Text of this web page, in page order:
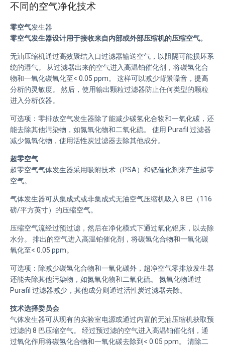
不同的空气净化技术
零空气发生器
零空气发生器设计用于接收来自内部或外部压缩机的压缩空气。
无油压缩机通过高效聚结入口过滤器输送空气，以阻隔可能损坏系
统的湿气。 从过滤器出来的空气进入高温铂催化剂，将碳氢化合
物和一氧化碳氧化至< 0.05 ppm。 这样可以减少背景噪音，提高
分析的灵敏度。 然后，使用输出颗粒过滤器防止任何类型的颗粒
进入分析仪器。
可选项：零排放空气发生器除了能减少碳氢化合物和一氧化碳，还
能去除其他污染物，如氮氧化物和二氧化硫。 使用 Purafil 过滤器
减少氮氧化物，使用活性炭过滤器去除其他成分。
超零空气
超零空气气体发生器采用吸附技术（PSA）和钯催化剂来产生超零
空气。
气体发生器可从集成式或非集成式无油空气压缩机吸入 8 巴（116
磅/平方英寸）的压缩空气。
压缩空气流经过预过滤，然后在净化模式下通过氧化铝床，以去除
水分。 排出的空气进入高温铂催化剂，将碳氢化合物和一氧化碳
氧化至< 0.05 ppm。
可选项：除减少碳氢化合物和一氧化碳外，超净空气零排放发生器
还能去除其他污染物，如氮氧化物和二氧化硫。 氮氧化物通过
Purafil 过滤器减少，其他成分则通过活性炭过滤器去除。
技术选择委员会
气体发生器可从现有的实验室电源或通过内置的无油压缩机获取预
过滤的 8 巴压缩空气。 经过预过滤的空气进入高温铂催化剂，通
过氧化作用将碳氢化合物和一氧化碳去除到< 0.05 ppm。 清除二